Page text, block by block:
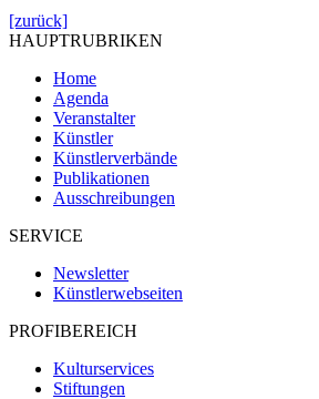
[zurück]
HAUPTRUBRIKEN
Home
Agenda
Veranstalter
Künstler
Künstlerverbände
Publikationen
Ausschreibungen
SERVICE
Newsletter
Künstlerwebseiten
PROFIBEREICH
Kulturservices
Stiftungen